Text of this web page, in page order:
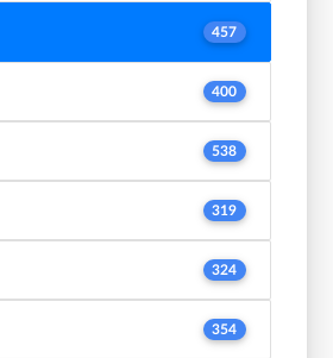
457
400
538
319
324
354